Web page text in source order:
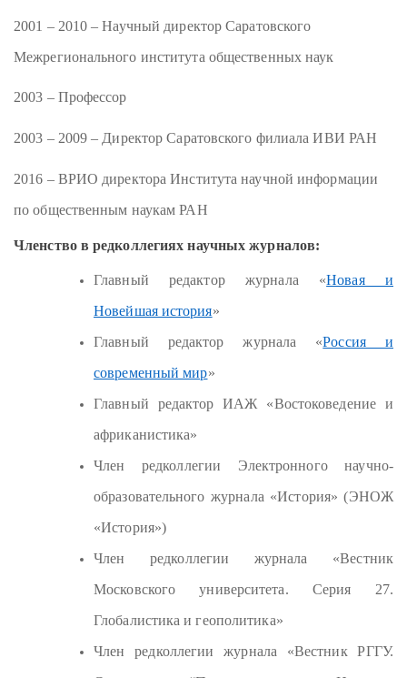
2001 – 2010 – Научный директор Саратовского
Межрегионального института общественных наук
2003 – Профессор
2003 – 2009 – Директор Саратовского филиала ИВИ РАН
2016 – ВРИО директора Института научной информации
по общественным наукам РАН
Членство в редколлегиях научных журналов:
Главный редактор журнала «Новая и
Новейшая история»
Главный редактор журнала «Россия и
современный мир»
Главный редактор ИАЖ «Востоковедение и
африканистика»
Член редколлегии Электронного научно-
образовательного журнала «История» (ЭНОЖ
«История»)
Член редколлегии журнала «Вестник
Московского университета. Серия 27.
Глобалистика и геополитика»
Член редколлегии журнала «Вестник РГГУ.